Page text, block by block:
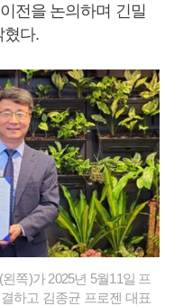
전을 논의하며 긴밀
혔다.
쪽)가 2025년 5월11일 프
하고 김종균 프로젠 대표